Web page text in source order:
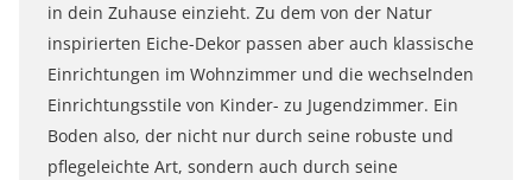
in dein Zuhause einzieht. Zu dem von der Natur
inspirierten Eiche-Dekor passen aber auch klassische
Einrichtungen im Wohnzimmer und die wechselnden
Einrichtungsstile von Kinder- zu Jugendzimmer. Ein
Boden also, der nicht nur durch seine robuste und
pflegeleichte Art, sondern auch durch seine